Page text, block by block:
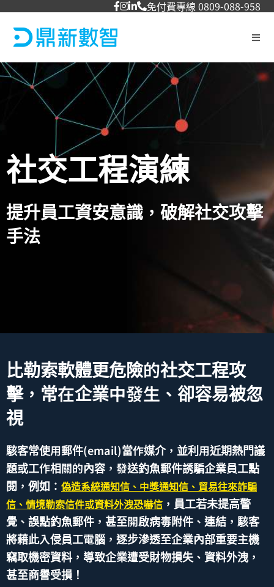
免付費專線 0809-088-958
社交工程演練
提升員工資安意識，破解社交攻擊
手法
比勒索軟體更危險的社交工程攻
擊，常在企業中發生、卻容易被忽
視
駭客常使用郵件(email)當作媒介，並利用近期熱門議
題或工作相關的內容，發送釣魚郵件誘騙企業員工點
閱，例如： 偽造系統通知信、中獎通知信、貿易往來詐騙
信、情境勒索信件或資料外洩恐嚇信 ，員工若未提高警
覺、誤點釣魚郵件，甚至開啟病毒附件、連結，駭客
將藉此入侵員工電腦，逐步滲透至企業內部重要主機
竊取機密資料，導致企業遭受財物損失、資料外洩，
甚至商譽受損！